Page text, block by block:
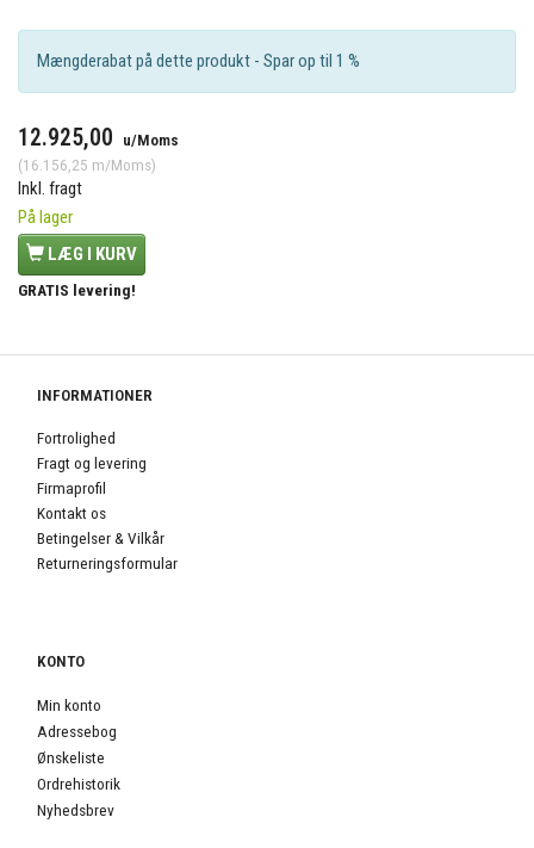
Mængderabat på dette produkt - Spar op til 1 %
12.925,00
u/Moms
(16.156,25 m/Moms)
Inkl. fragt
På lager
LÆG I KURV
GRATIS levering!
INFORMATIONER
Fortrolighed
Fragt og levering
Firmaprofil
Kontakt os
Betingelser & Vilkår
Returneringsformular
KONTO
Min konto
Adressebog
Ønskeliste
Ordrehistorik
Nyhedsbrev